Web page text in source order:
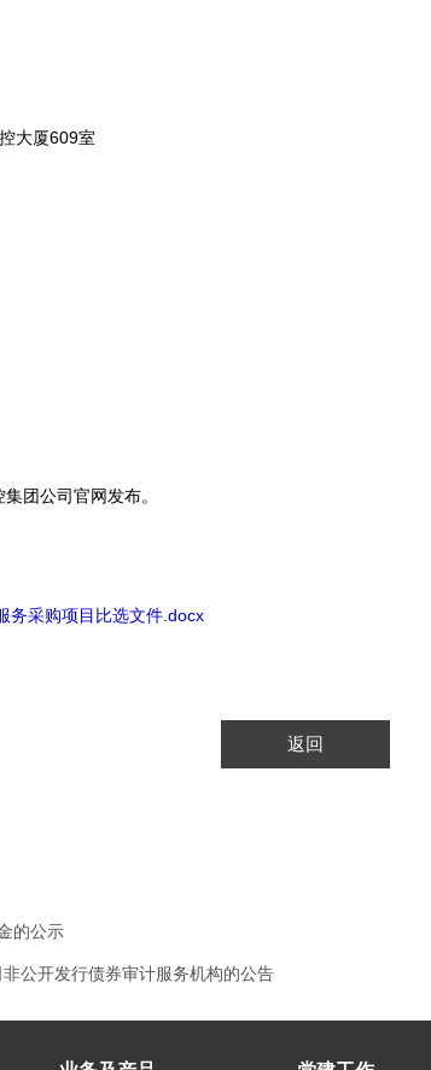
大厦609室
团公司官网发布。
务采购项目比选文件.docx
返回
的公示
公开发行债券审计服务机构的公告